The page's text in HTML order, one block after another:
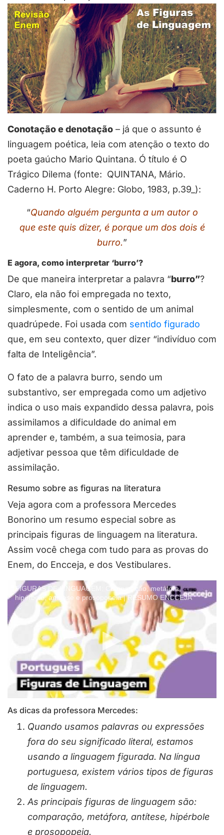
Conotação e denotação – já que o assunto é
linguagem poética, leia com atenção o texto do
poeta gaúcho Mario Quintana. Ó título é O
Trágico Dilema (fonte: QUINTANA, Mário.
Caderno H. Porto Alegre: Globo, 1983, p.39_):
“Quando alguém pergunta a um autor o
que este quis dizer, é porque um dos dois é
burro.”
E agora, como interpretar ‘burro’?
De que maneira interpretar a palavra “burro”?
Claro, ela não foi empregada no texto,
simplesmente, com o sentido de um animal
quadrúpede. Foi usada com sentido figurado
que, em seu contexto, quer dizer “indivíduo com
falta de Inteligência”.
O fato de a palavra burro, sendo um
substantivo, ser empregada como um adjetivo
indica o uso mais expandido dessa palavra, pois
assimilamos a dificuldade do animal em
aprender e, também, a sua teimosia, para
adjetivar pessoa que têm dificuldade de
assimilação.
Resumo sobre as figuras na literatura
Veja agora com a professora Mercedes
Bonorino um resumo especial sobre as
principais figuras de linguagem na literatura.
Assim você chega com tudo para as provas do
Enem, do Encceja, e dos Vestibulares.
FIGURAS DE LINGUAGEM: Comparação, metáfora,
hipérbole, antítese e prosopopeia | RESUMO ENCCEJA
As dicas da professora Mercedes:
Quando usamos palavras ou expressões
fora do seu significado literal, estamos
usando a linguagem figurada. Na língua
portuguesa, existem vários tipos de figuras
de linguagem.
As principais figuras de linguagem são:
comparação, metáfora, antítese, hipérbole
e prosopopeia.